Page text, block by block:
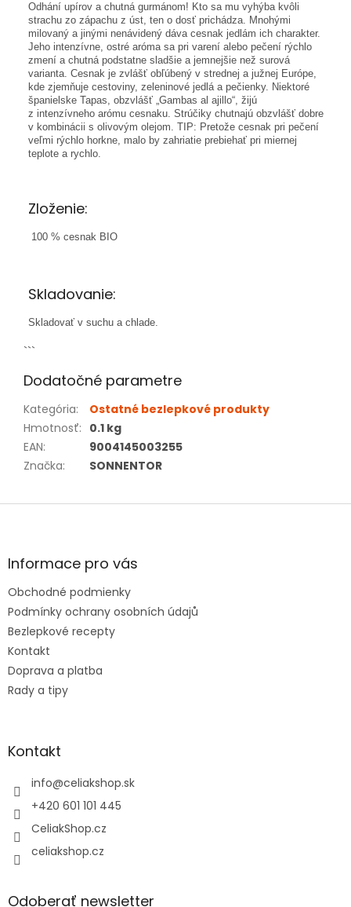
Odhání upírov a chutná gurmánom! Kto sa mu vyhýba kvôli
strachu zo zápachu z úst, ten o dosť prichádza. Mnohými
milovaný a jinými nenávidený dáva cesnak jedlám ich charakter.
Jeho intenzívne, ostré aróma sa pri varení alebo pečení rýchlo
zmení a chutná podstatne sladšie a jemnejšie než surová
varianta. Cesnak je zvlášť obľúbený v strednej a južnej Európe,
kde zjemňuje cestoviny, zeleninové jedlá a pečienky. Niektoré
španielske Tapas, obzvlášť „Gambas al ajillo“, žijú
z intenzívneho arómu cesnaku. Strúčiky chutnajú obzvlášť dobre
v kombinácii s olivovým olejom. TIP: Pretože cesnak pri pečení
veľmi rýchlo horkne, malo by zahriatie prebiehať pri miernej
teplote a rychlo.
Zloženie:
100 % cesnak BIO
Skladovanie:
Skladovať v suchu a chlade.
```
Dodatočné parametre
Kategória:
Ostatné bezlepkové produkty
Hmotnosť: 0.1 kg
EAN:
9004145003255
Značka: SONNENTOR
Z
ä
e
Informace pro vás
Obchodné podmienky
Podmínky ochrany osobních údajů
Bezlepkové recepty
Kontakt
Doprava a platba
Rady a tipy
Kontakt
info@celiakshop.sk
+420 601 101 445
CeliakShop.cz
celiakshop.cz
Odoberať newsletter